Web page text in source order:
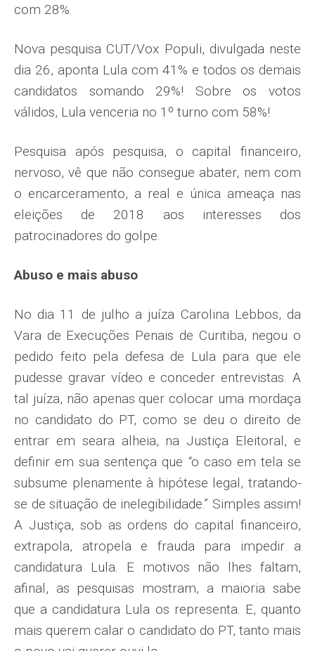
com 28%.
Nova pesquisa CUT/Vox Populi, divulgada neste
dia 26, aponta Lula com 41% e todos os demais
candidatos somando 29%! Sobre os votos
válidos, Lula venceria no 1º turno com 58%!
Pesquisa após pesquisa, o capital financeiro,
nervoso, vê que não consegue abater, nem com
o encar­ceramento, a real e única ameaça nas
eleições de 2018 aos interesses dos
patrocinadores do golpe.
Abuso e mais abuso
No dia 11 de julho a juíza Carolina Lebbos, da
Vara de Execuções Penais de Curitiba, negou o
pedido feito pela defe­sa de Lula para que ele
pudesse gravar vídeo e conceder entrevistas. A
tal juíza, não apenas quer colocar uma mordaça
no candidato do PT, como se deu o direito de
entrar em seara alheia, na Justiça Eleitoral, e
definir em sua sentença que “o caso em tela se
subsume plenamente à hipótese legal, tratando-
se de situação de inelegibilidade.” Simples assim!
A Justiça, sob as ordens do capital financeiro,
extrapola, atropela e frauda para impedir a
candidatura Lula. E motivos não lhes faltam,
afinal, as pesquisas mostram, a maioria sabe
que a candidatura Lula os representa. E, quanto
mais querem calar o candidato do PT, tanto mais